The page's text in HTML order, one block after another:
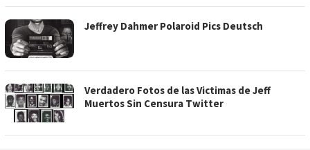
Jeffrey Dahmer Polaroid Pics Deutsch
Verdadero Fotos de las Victimas de Jeff
Muertos Sin Censura Twitter